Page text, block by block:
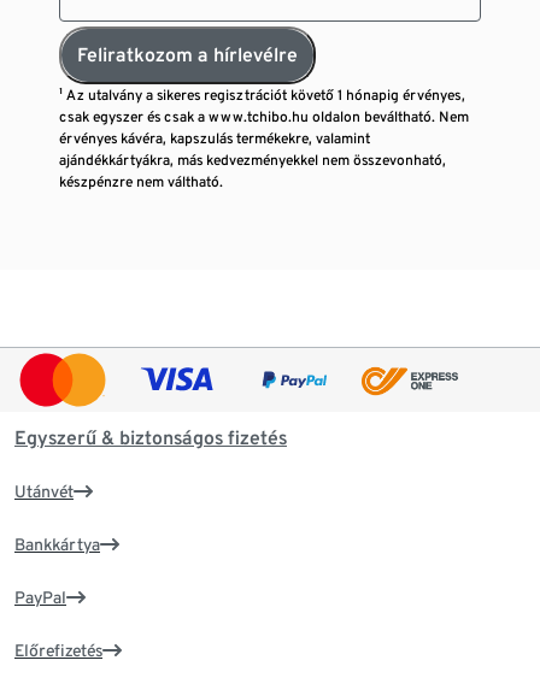
Feliratkozom a hírlevélre
¹ Az utalvány a sikeres regisztrációt követő 1 hónapig érvényes,
csak egyszer és csak a www.tchibo.hu oldalon beváltható. Nem
érvényes kávéra, kapszulás termékekre, valamint
ajándékkártyákra, más kedvezményekkel nem összevonható,
készpénzre nem váltható.
Egyszerű & biztonságos fizetés
Utánvét
Bankkártya
PayPal
Előrefizetés